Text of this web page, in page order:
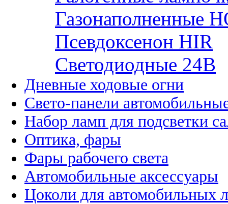
Газонаполненные
Псевдоксенон HIR
Cветодиодные 24B
Дневные ходовые огни
Свето-панели
Набор ламп для подсветки
Оптика, фары
Фары рабочего света
Автомобильные аксессуары
Цоколи для автомобильных